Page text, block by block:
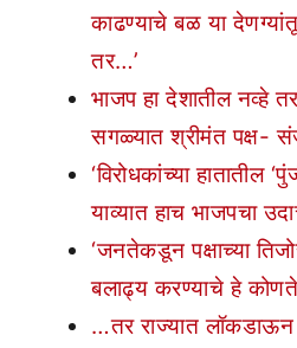
काढण्याचे बळ या
तर…’
भाजप हा देशातील नव्हे
सगळ्यात श्रीमंत पक्ष-
‘विरोधकांच्या हातातील
याव्यात हाच भाजपचा
‘जनतेकडून पक्षाच्या
बलाढ्य करण्याचे हे
…तर राज्यात लॉकडाऊन